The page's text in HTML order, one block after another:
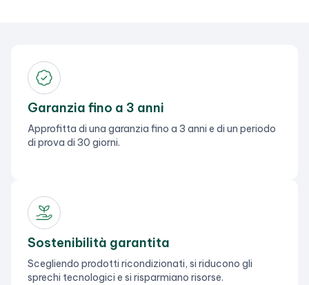
Garanzia fino a 3 anni
Approfitta di una garanzia fino a 3 anni e di un periodo
di prova di 30 giorni.
Sostenibilità garantita
Scegliendo prodotti ricondizionati, si riducono gli
sprechi tecnologici e si risparmiano risorse.